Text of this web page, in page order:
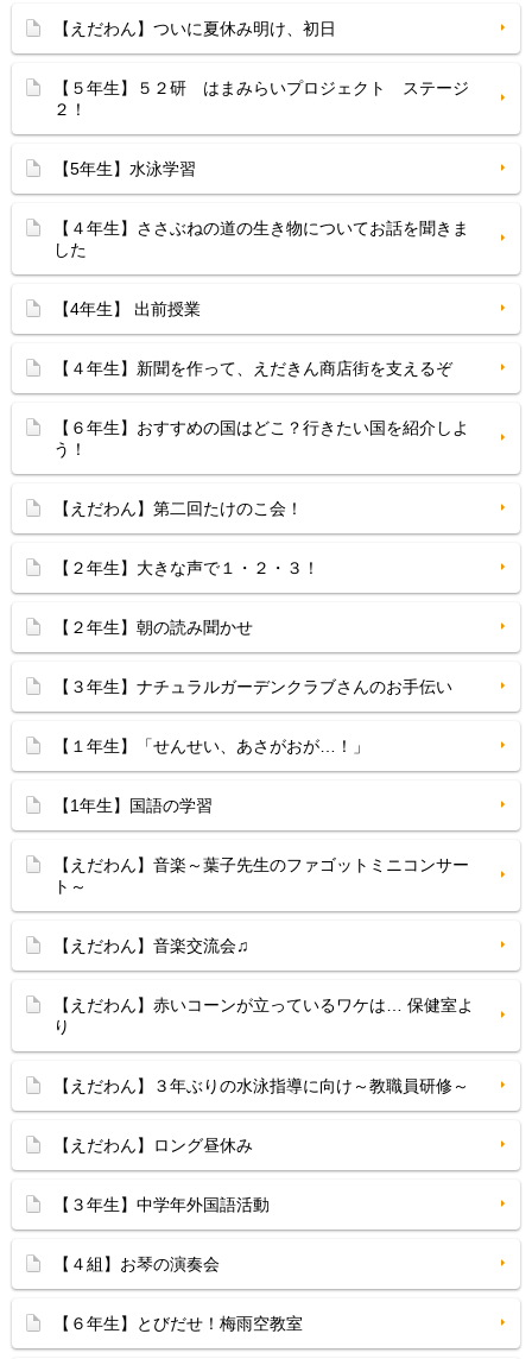
【えだわん】ついに夏休み明け、初日
【５年生】５２研 はまみらいプロジェクト ステージ
２！
【5年生】水泳学習
【４年生】ささぶねの道の生き物についてお話を聞きま
した
【4年生】 出前授業
【４年生】新聞を作って、えだきん商店街を支えるぞ
【６年生】おすすめの国はどこ？行きたい国を紹介しよ
う！
【えだわん】第二回たけのこ会！
【２年生】大きな声で１・２・３！
【２年生】朝の読み聞かせ
【３年生】ナチュラルガーデンクラブさんのお手伝い
【１年生】「せんせい、あさがおが…！」
【1年生】国語の学習
【えだわん】音楽～葉子先生のファゴットミニコンサー
ト～
【えだわん】音楽交流会♫
【えだわん】赤いコーンが立っているワケは… 保健室よ
り
【えだわん】３年ぶりの水泳指導に向け～教職員研修～
【えだわん】ロング昼休み
【３年生】中学年外国語活動
【４組】お琴の演奏会
【６年生】とびだせ！梅雨空教室